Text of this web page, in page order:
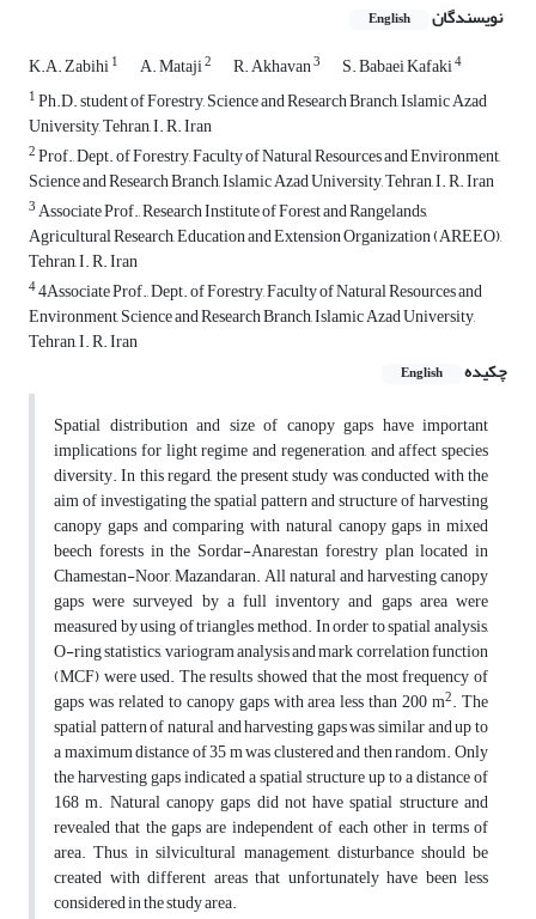
نویسندگان English
K.A. Zabihi1 A. Mataji2 R. Akhavan3 S. Babaei Kafaki4
1Ph.D. student of Forestry, Science and Research Branch, Islamic Azad
University, Tehran, I. R. Iran
2Prof., Dept. of Forestry, Faculty of Natural Resources and Environment,
Science and Research Branch, Islamic Azad University, Tehran, I. R. Iran
3Associate Prof., Research Institute of Forest and Rangelands,
Agricultural Research, Education and Extension Organization (AREEO),
Tehran, I. R. Iran
44Associate Prof., Dept. of Forestry, Faculty of Natural Resources and
Environment, Science and Research Branch, Islamic Azad University,
Tehran, I. R. Iran
چکیده
English
Spatial distribution and size of canopy gaps have important
implications for light regime and regeneration, and affect species
diversity. In this regard, the present study was conducted with the
aim of investigating the spatial pattern and structure of harvesting
canopy gaps and comparing with natural canopy gaps in mixed
beech forests in the Sordar-Anarestan forestry plan located in
Chamestan-Noor, Mazandaran. All natural and harvesting canopy
gaps were surveyed by a full inventory and gaps area were
measured by using of triangles method. In order to spatial analysis,
O-ring statistics, variogram analysis and mark correlation function
(MCF) were used. The results showed that the most frequency of
gaps was related to canopy gaps with area less than 200 m2.The
spatial pattern of natural and harvesting gaps was similar and up to
a maximum distance of 35 m was clustered and then random. Only
the harvesting gaps indicated a spatial structure up to a distance of
168 m. Natural canopy gaps did not have spatial structure and
revealed that the gaps are independent of each other in terms of
area. Thus, in silvicultural management, disturbance should be
created with different areas that unfortunately have been less
considered in the study area.